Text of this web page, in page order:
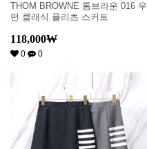
THOM BROWNE 톰브라운 016 우
먼 클래식 플리츠 스커트
118,000₩
0 0